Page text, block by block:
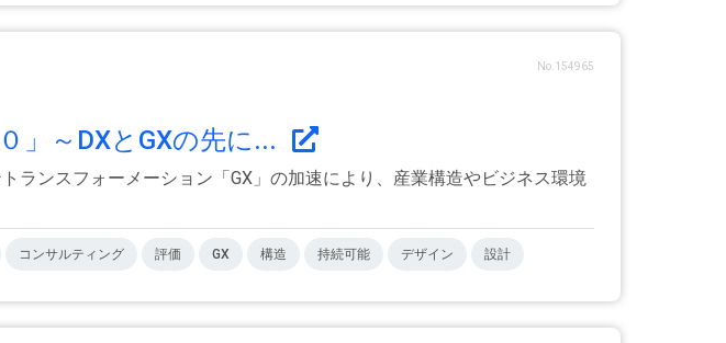
No.154965
」～DXとGXの先に...
ランスフォーメーション「GX」の加速により、産業構造やビジネス環境
コンサルティング 評価 GX 構造 持続可能 デザイン 設計